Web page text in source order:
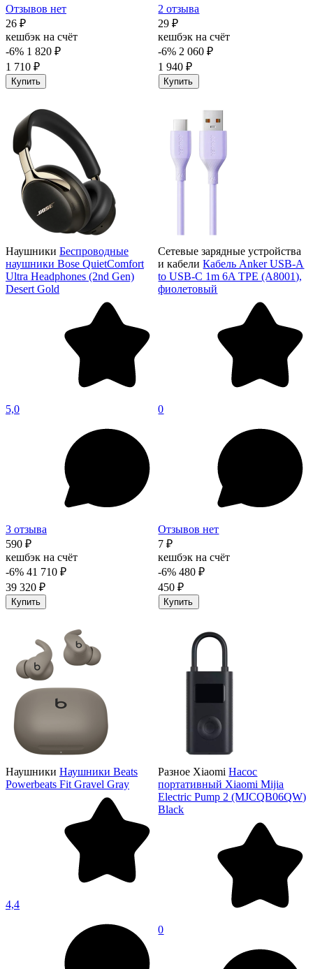
Отзывов нет
26 ₽
кешбэк на счёт
-6% 1 820 ₽
1 710 ₽
Купить
2 отзыва
29 ₽
кешбэк на счёт
-6% 2 060 ₽
1 940 ₽
Купить
Наушники Беспроводные
наушники Bose QuietComfort
Ultra Headphones (2nd Gen)
Desert Gold
5,0
3 отзыва
590 ₽
кешбэк на счёт
-6% 41 710 ₽
39 320 ₽
Купить
Сетевые зарядные устройства
и кабели Кабель Anker USB-A
to USB-C 1m 6A TPE (A8001),
фиолетовый
0
Отзывов нет
7 ₽
кешбэк на счёт
-6% 480 ₽
450 ₽
Купить
Наушники Наушники Beats
Powerbeats Fit Gravel Gray
4,4
Разное Xiaomi Насос
портативный Xiaomi Mijia
Electric Pump 2 (MJCQB06QW)
Black
0